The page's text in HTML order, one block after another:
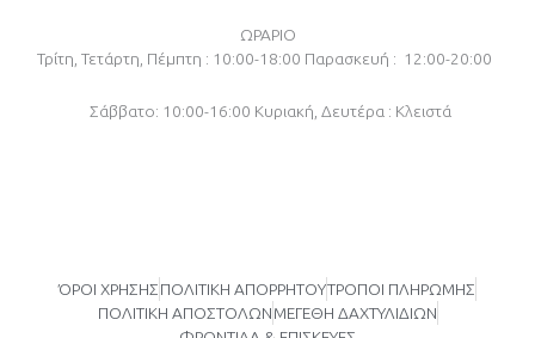
k
g
r
a
ΩΡΑΡΙΟ
Τρίτη, Τετάρτη, Πέμπτη : 10:00-18:00 Παρασκευή : 12:00-20:00
Σάββατο: 10:00-16:00 Κυριακή, Δευτέρα : Κλειστά
ΌΡΟΙ ΧΡΗΣΗΣΠΟΛΙΤΙΚΗ ΑΠΟΡΡΗΤΟΥΤΡΟΠΟΙ ΠΛΗΡΩΜΗΣ
ΠΟΛΙΤΙΚΗ ΑΠΟΣΤΟΛΩΝΜΕΓΕΘΗ ΔΑΧΤΥΛΙΔΙΩΝ